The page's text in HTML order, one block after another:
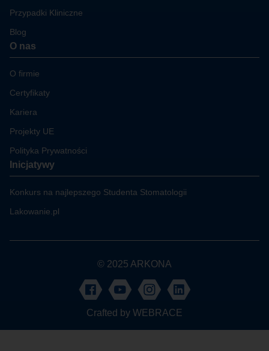
Przypadki Kliniczne
Blog
O nas
O firmie
Certyfikaty
Kariera
Projekty UE
Polityka Prywatności
Inicjatywy
Konkurs na najlepszego Studenta Stomatologii
Lakowanie.pl
© 2025 ARKONA
Crafted by WEBRACE